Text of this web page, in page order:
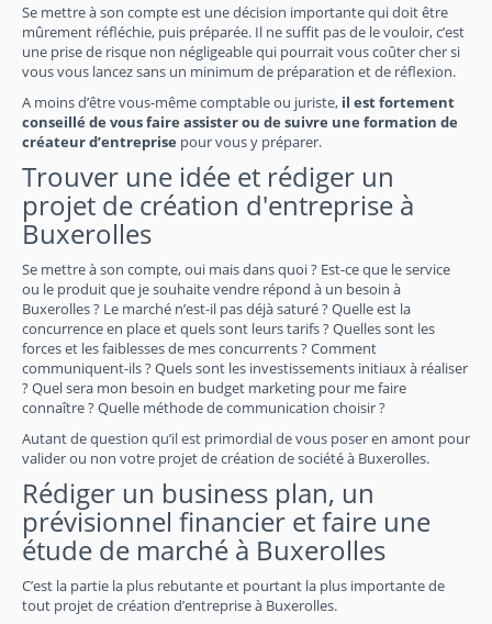
Se mettre à son compte est une décision importante qui doit être
mûrement réfléchie, puis préparée. Il ne suffit pas de le vouloir, c’est
une prise de risque non négligeable qui pourrait vous coûter cher si
vous vous lancez sans un minimum de préparation et de réflexion.
A moins d’être vous-même comptable ou juriste, il est fortement
conseillé de vous faire assister ou de suivre une formation de
créateur d’entreprise pour vous y préparer.
Trouver une idée et rédiger un
projet de création d'entreprise à
Buxerolles
Se mettre à son compte, oui mais dans quoi ? Est-ce que le service
ou le produit que je souhaite vendre répond à un besoin à
Buxerolles ? Le marché n’est-il pas déjà saturé ? Quelle est la
concurrence en place et quels sont leurs tarifs ? Quelles sont les
forces et les faiblesses de mes concurrents ? Comment
communiquent-ils ? Quels sont les investissements initiaux à réaliser
? Quel sera mon besoin en budget marketing pour me faire
connaître ? Quelle méthode de communication choisir ?
Autant de question qu’il est primordial de vous poser en amont pour
valider ou non votre projet de création de société à Buxerolles.
Rédiger un business plan, un
prévisionnel financier et faire une
étude de marché à Buxerolles
C’est la partie la plus rebutante et pourtant la plus importante de
tout projet de création d’entreprise à Buxerolles.